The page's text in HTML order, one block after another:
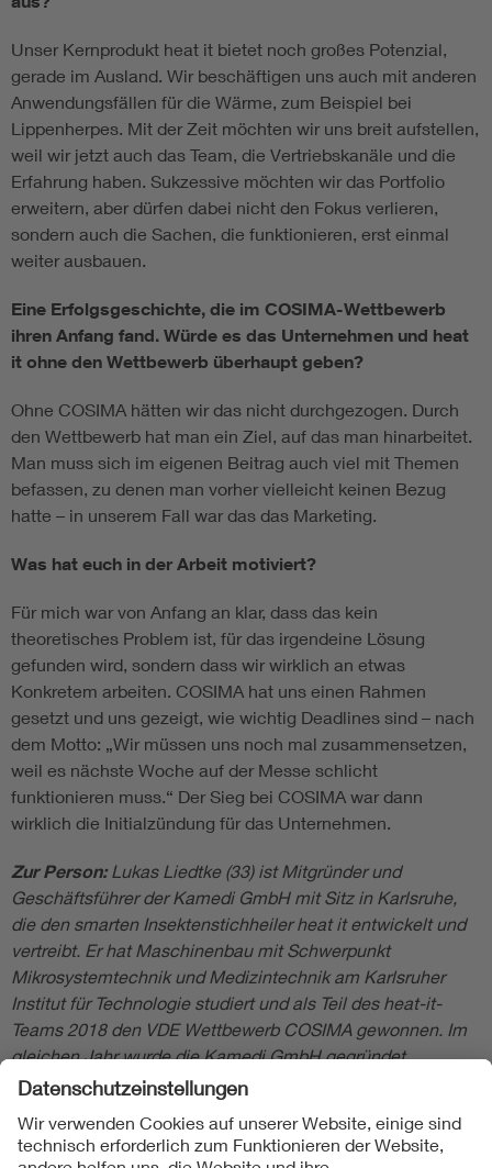
Unser Kernprodukt heat it bietet noch großes Potenzial,
gerade im Ausland. Wir beschäftigen uns auch mit anderen
Anwendungsfällen für die Wärme, zum Beispiel bei
Lippenherpes. Mit der Zeit möchten wir uns breit aufstellen,
weil wir jetzt auch das Team, die Vertriebskanäle und die
Erfahrung haben. Sukzessive möchten wir das Portfolio
erweitern, aber dürfen dabei nicht den Fokus verlieren,
sondern auch die Sachen, die funktionieren, erst einmal
weiter ausbauen.
Eine Erfolgsgeschichte, die im COSIMA-Wettbewerb
ihren Anfang fand. Würde es das Unternehmen und heat
it ohne den Wettbewerb überhaupt geben?
Ohne COSIMA hätten wir das nicht durchgezogen. Durch
den Wettbewerb hat man ein Ziel, auf das man hinarbeitet.
Man muss sich im eigenen Beitrag auch viel mit Themen
befassen, zu denen man vorher vielleicht keinen Bezug
hatte – in unserem Fall war das das Marketing.
Was hat euch in der Arbeit motiviert?
Für mich war von Anfang an klar, dass das kein
theoretisches Problem ist, für das irgendeine Lösung
gefunden wird, sondern dass wir wirklich an etwas
Konkretem arbeiten. COSIMA hat uns einen Rahmen
gesetzt und uns gezeigt, wie wichtig Deadlines sind – nach
dem Motto: „Wir müssen uns noch mal zusammensetzen,
weil es nächste Woche auf der Messe schlicht
funktionieren muss.“ Der Sieg bei COSIMA war dann
wirklich die Initialzündung für das Unternehmen.
Zur Person:Lukas Liedtke (33) ist Mitgründer und
Geschäftsführer der Kamedi GmbH mit Sitz in Karlsruhe,
die den smarten Insektenstichheiler heat it entwickelt und
vertreibt. Er hat Maschinenbau mit Schwerpunkt
Mikrosystemtechnik und Medizintechnik am Karlsruher
Institut für Technologie studiert und als Teil des heat-it-
Teams 2018 den VDE Wettbewerb COSIMA gewonnen. Im
gleichen Jahr wurde die Kamedi GmbH gegründet.
Folgen Sie uns